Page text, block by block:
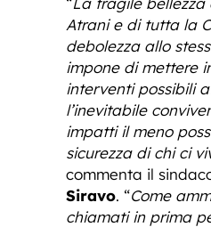
Atrani e di tutta la
debolezza allo
impone di mettere
interventi possibili
l’inevitabile
impatti il meno
sicurezza di chi ci
commenta il
Siravo. “Come
chiamati in prima